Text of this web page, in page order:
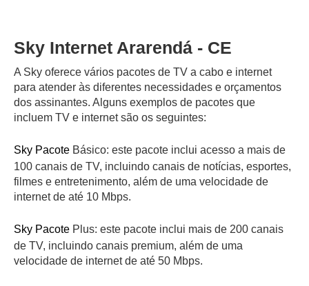
Sky Internet Ararendá - CE
A Sky oferece vários pacotes de TV a cabo e internet
para atender às diferentes necessidades e orçamentos
dos assinantes. Alguns exemplos de pacotes que
incluem TV e internet são os seguintes:
Sky Pacote Básico: este pacote inclui acesso a mais de
100 canais de TV, incluindo canais de notícias, esportes,
filmes e entretenimento, além de uma velocidade de
internet de até 10 Mbps.
Sky Pacote Plus: este pacote inclui mais de 200 canais
de TV, incluindo canais premium, além de uma
velocidade de internet de até 50 Mbps.